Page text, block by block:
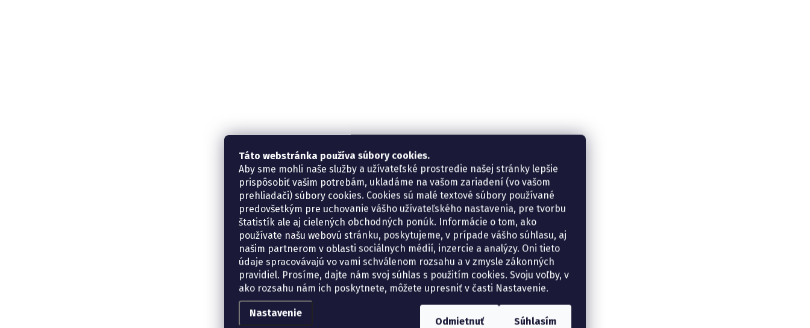
Táto webstránka používa súbory cookies.
Aby sme mohli naše služby a užívateľské prostredie našej stránky lepšie
prispôsobiť vašim potrebám, ukladáme na vašom zariadení (vo vašom
prehliadači) súbory cookies. Cookies sú malé textové súbory používané
predovšetkým pre uchovanie vášho užívateľského nastavenia, pre tvorbu
štatistík ale aj cielených obchodných ponúk. Informácie o tom, ako
používate našu webovú stránku, poskytujeme, v prípade vášho súhlasu, aj
našim partnerom v oblasti sociálnych médií, inzercie a analýzy. Oni tieto
údaje spracovávajú vo vami schválenom rozsahu a v zmysle zákonných
pravidiel. Prosíme, dajte nám svoj súhlas s použitím cookies. Svoju voľby, v
ako rozsahu nám ich poskytnete, môžete upresniť v časti Nastavenie.
Nastavenie
Odmietnuť Súhlasím